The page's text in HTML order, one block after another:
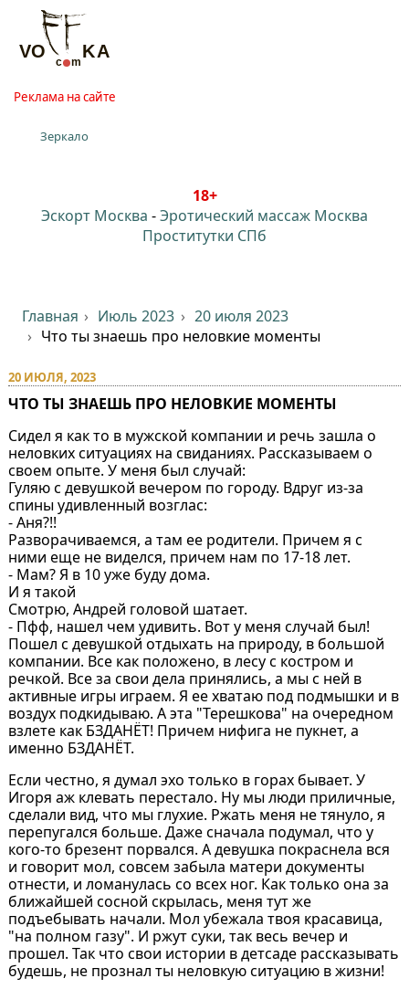
Реклама на сайте
Зеркало
18+
Эскорт Москва -Эротический массаж Москва
Проститутки СПб
Главная Июль 2023
20 июля 2023
Что ты знаешь про неловкие моменты
20 ИЮЛЯ, 2023
ЧТО ТЫ ЗНАЕШЬ ПРО НЕЛОВКИЕ МОМЕНТЫ
Сидел я как то в мужской компании и речь зашла о
неловких ситуациях на свиданиях. Рассказываем о
своем опыте. У меня был случай:
Гуляю с девушкой вечером по городу. Вдруг из-за
спины удивленный возглас:
- Аня?!!
Разворачиваемся, а там ее родители. Причем я с
ними еще не виделся, причем нам по 17-18 лет.
- Мам? Я в 10 уже буду дома.
И я такой
Смотрю, Андрей головой шатает.
- Пфф, нашел чем удивить. Вот у меня случай был!
Пошел с девушкой отдыхать на природу, в большой
компании. Все как положено, в лесу с костром и
речкой. Все за свои дела принялись, а мы с ней в
активные игры играем. Я ее хватаю под подмышки и в
воздух подкидываю. А эта "Терешкова" на очередном
взлете как БЗДАНЁТ! Причем нифига не пукнет, а
именно БЗДАНЁТ.
Если честно, я думал эхо только в горах бывает. У
Игоря аж клевать перестало. Ну мы люди приличные,
сделали вид, что мы глухие. Ржать меня не тянуло, я
перепугался больше. Даже сначала подумал, что у
кого-то брезент порвался. А девушка покраснела вся
и говорит мол, совсем забыла матери документы
отнести, и ломанулась со всех ног. Как только она за
ближайшей сосной скрылась, меня тут же
подъебывать начали. Мол убежала твоя красавица,
"на полном газу". И ржут суки, так весь вечер и
прошел. Так что свои истории в детсаде рассказывать
будешь, не прознал ты неловкую ситуацию в жизни!